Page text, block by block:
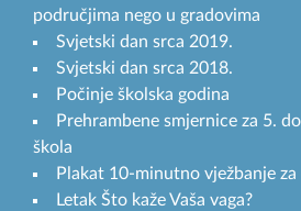
područjima nego u gradovima
Svjetski dan srca 2019.
Svjetski dan srca 2018.
Počinje školska godina
Prehrambene smjernice za 5.
škola
Plakat 10-minutno vježbanje za
Letak Što kaže Vaša vaga?